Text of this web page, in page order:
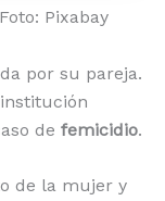
Pixabay
por su pareja.
de femicidio.
de la mujer y